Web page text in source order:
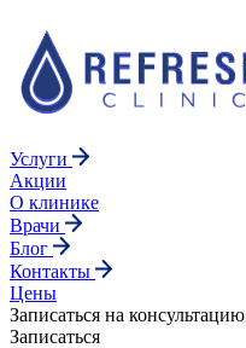
Услуги
Акции
О клинике
Врачи
Блог
Контакты
Цены
Записаться на консультацию
Записаться